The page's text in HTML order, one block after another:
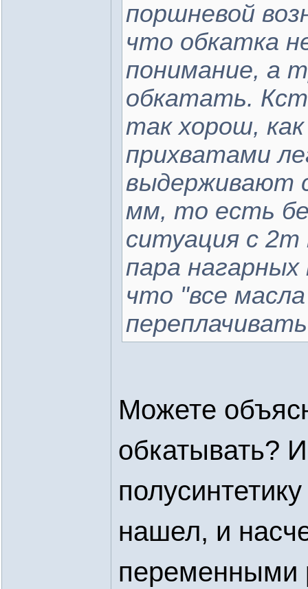
поршневой
что обкатка
понимание, а
обкатать.
так хорош,
прихватами
выдерживают
мм, то есть
ситуация с 2т
пара
что "все
Можете
обкатывать?
нашел, и
переменными